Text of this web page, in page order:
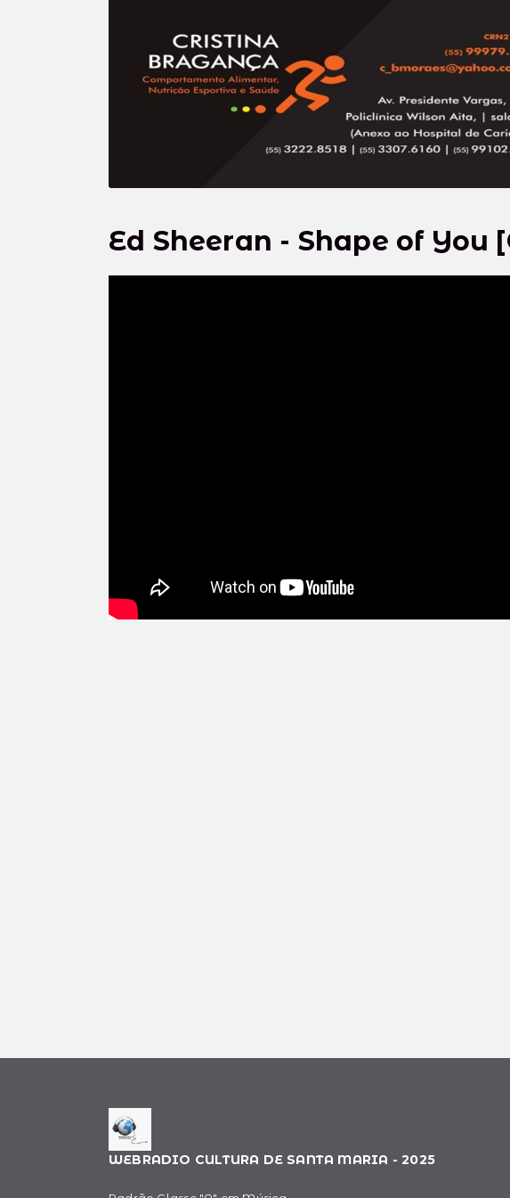
Ed Sheeran - Shape of You
WEBRADIO CULTURA DE SANTA MARIA - 2025